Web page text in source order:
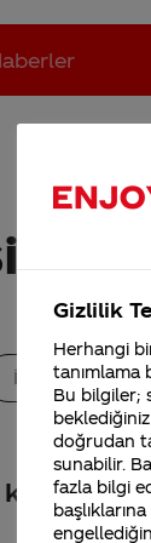
... Coca-
İçerik
Gizlilik
Herhangi
tanımlama
Bu bilgiler;
doğrudan
sunabilir.
fazla bilgi